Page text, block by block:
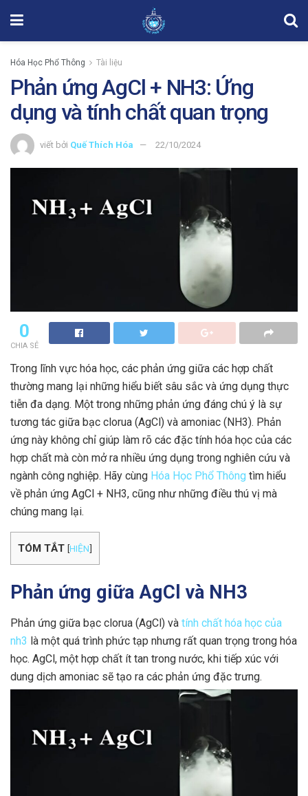
Hóa Học Phổ Thông Tài liệu
Phản ứng AgCl + NH3: Ứng
dụng và tính chất quan trọng
viết bởi Quế Thích Hóa 22/10/2024
0
CHIA SẺ
Trong lĩnh vực hóa học, các phản ứng giữa các hợp chất
thường mang lại những hiểu biết sâu sắc và ứng dụng thực
tiễn đa dạng. Một trong những phản ứng đáng chú ý là sự
tương tác giữa bạc clorua (AgCl) và amoniac (NH3). Phản
ứng này không chỉ giúp làm rõ các đặc tính hóa học của các
hợp chất mà còn mở ra nhiều ứng dụng trong nghiên cứu và
ngành công nghiệp. Hãy cùng Hóa Học Phổ Thông tìm hiểu
về phản ứng AgCl + NH3, cũng như những điều thú vị mà
chúng mang lại.
TÓM TẮT [HIỆN]
Phản ứng giữa AgCl và NH3
Phản ứng giữa bạc clorua (AgCl) và tính chất hóa học của
nh3 là một quá trình phức tạp nhưng rất quan trọng trong hóa
học. AgCl, một hợp chất ít tan trong nước, khi tiếp xúc với
dung dịch amoniac sẽ tạo ra các phản ứng đặc trưng.